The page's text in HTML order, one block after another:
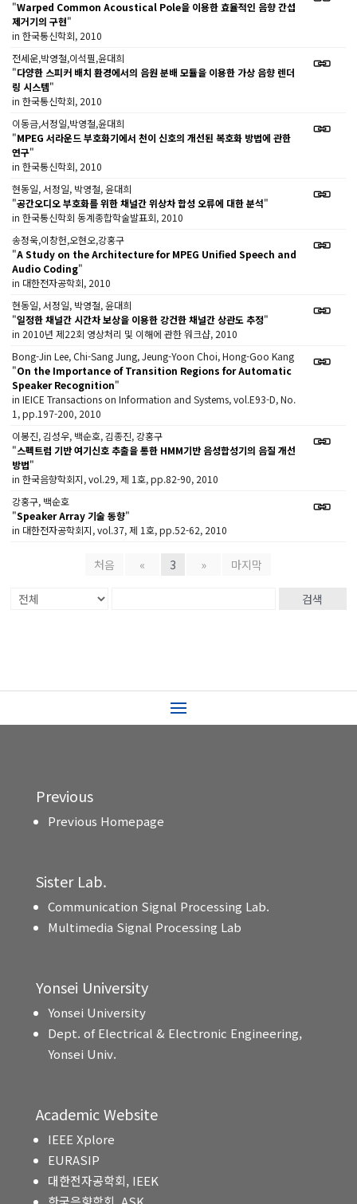
"Warped Common Acoustical Pole을 이용한 효율적인 음향 간섭
제거기의 구현"
in 한국통신학회, 2010
전세운,박영철,이석필,윤대희
"다양한 스피커 배치 환경에서의 음원 분배 모듈을 이용한 가상 음향 렌더
링 시스템"
in 한국통신학회, 2010
이동금,서정일,박영철,윤대희
"MPEG 서라운드 부호화기에서 천이 신호의 개선된 복호화 방법에 관한
연구"
in 한국통신학회, 2010
현동일, 서정일, 박영철, 윤대희
"공간오디오 부호화를 위한 채널간 위상차 합성 오류에 대한 분석"
in 한국통신학회 동계종합학술발표회, 2010
송정욱,이창헌,오현오,강홍구
"A Study on the Architecture for MPEG Unified Speech and
Audio Coding"
in 대한전자공학회, 2010
현동일, 서정일, 박영철, 윤대희
"일정한 채널간 시간차 보상을 이용한 강건한 채널간 상관도 추정"
in 2010년 제22회 영상처리 및 이해에 관한 워크샵, 2010
Bong-Jin Lee, Chi-Sang Jung, Jeung-Yoon Choi, Hong-Goo Kang
"On the Importance of Transition Regions for Automatic
Speaker Recognition"
in IEICE Transactions on Information and Systems, vol.E93-D, No.
1, pp.197-200, 2010
이봉진, 김성우, 백순호, 김종진, 강홍구
"스펙트럼 기반 여기신호 추출을 통한 HMM기반 음성합성기의 음질 개선
방법"
in 한국음향학회지, vol.29, 제 1호, pp.82-90, 2010
강홍구, 백순호
"Speaker Array 기술 동향"
in 대한전자공학회지, vol.37, 제 1호, pp.52-62, 2010
처음 « 3 » 마지막
검색
Previous
Previous Homepage
Sister Lab.
Communication Signal Processing Lab.
Multimedia Signal Processing Lab
Yonsei University
Yonsei University
Dept. of Electrical & Electronic Engineering,
Yonsei Univ.
Academic Website
IEEE Xplore
EURASIP
대한전자공학회, IEEK